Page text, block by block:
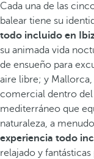
Cada una de las
balear tiene su
todo incluido en
su animada vida
de ensueño para
aire libre; y
comercial dentro del
mediterráneo que
naturaleza, a
experiencia todo
relajado y